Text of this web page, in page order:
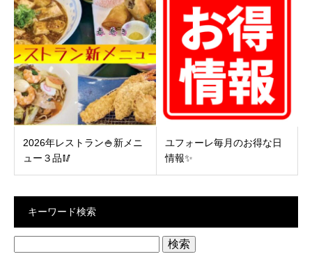
2026年レストラン🍚新メニ
ュー３品🥢
ユフォーレ毎月のお得な日
情報✨
キーワード検索